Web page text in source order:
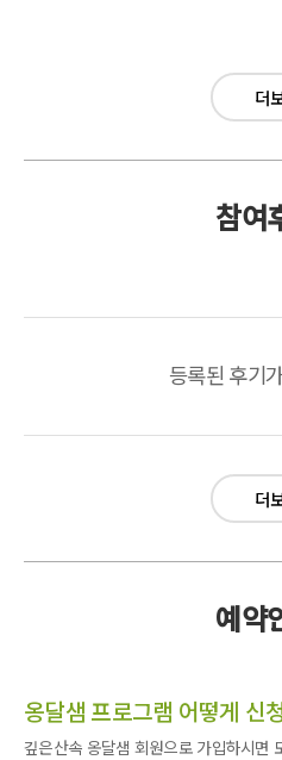
더
참여
등록된 후기
더
예약
옹달샘 프로그램 어떻게 신
깊은산속 옹달샘 회원으로 가입하시면